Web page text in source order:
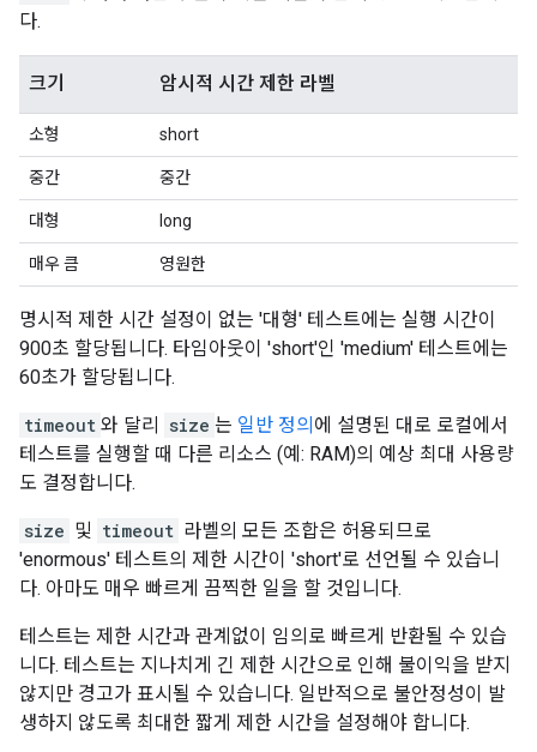
다.
크기 암시적 시간 제한 라벨
소형 short
중간 중간
대형 long
매우 큼 영원한
명시적 제한 시간 설정이 없는 '대형' 테스트에는 실행 시간이
900초 할당됩니다. 타임아웃이 'short'인 'medium' 테스트에는
60초가 할당됩니다.
timeout 와 달리 size 는 일반 정의 에 설명된 대로 로컬에서
테스트를 실행할 때 다른 리소스 (예: RAM)의 예상 최대 사용량
도 결정합니다.
size 및 timeout 라벨의 모든 조합은 허용되므로
'enormous' 테스트의 제한 시간이 'short'로 선언될 수 있습니
다. 아마도 매우 빠르게 끔찍한 일을 할 것입니다.
테스트는 제한 시간과 관계없이 임의로 빠르게 반환될 수 있습
니다. 테스트는 지나치게 긴 제한 시간으로 인해 불이익을 받지
않지만 경고가 표시될 수 있습니다. 일반적으로 불안정성이 발
생하지 않도록 최대한 짧게 제한 시간을 설정해야 합니다.